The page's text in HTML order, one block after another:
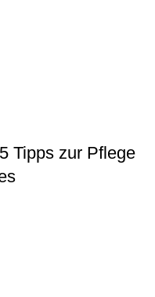
Tipps zur Pflege